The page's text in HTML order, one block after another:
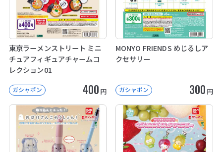
東京ラーメンストリート ミニ
チュアフィギュアチャームコ
レクション01
ガシャポン 400 円
MONYO FRIENDS めじるしア
クセサリー
ガシャポン 300 円